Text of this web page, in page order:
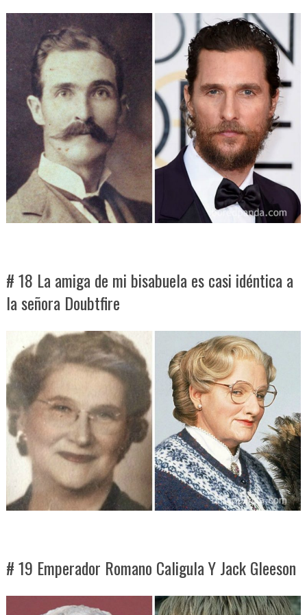
# 18 La amiga de mi bisabuela es casi idéntica a
la señora Doubtfire
# 19 Emperador Romano Caligula Y Jack Gleeson